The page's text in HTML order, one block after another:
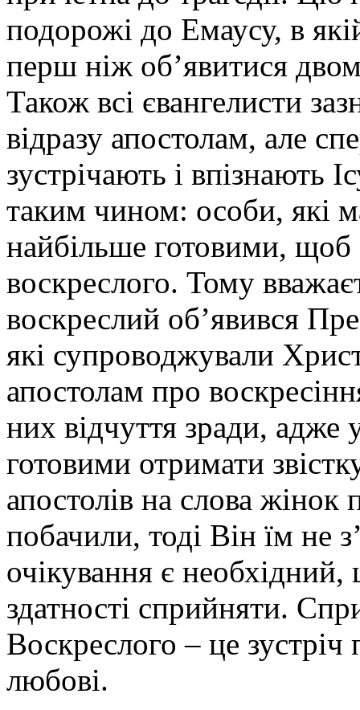
подорожі до Емаусу, в
перш ніж об’явитися
Також всі євангелисти
відразу апостолам, але
зустрічають і впізнають
таким чином: особи, які
найбільше готовими, щоб
воскреслого. Тому
воскреслий об’явився
які супроводжували
апостолам про
них відчуття зради, адже
готовими отримати
апостолів на слова
побачили, тоді Він їм не
очікування є
здатності сприйняти.
Воскреслого – це зустріч
любові.